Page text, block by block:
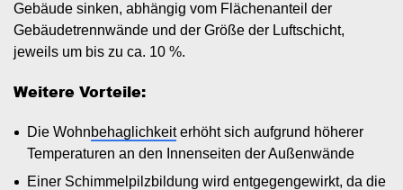
Gebäude sinken, abhängig vom Flächenanteil der
Gebäudetrennwände und der Größe der Luftschicht,
jeweils um bis zu ca. 10 %.
Weitere Vorteile:
Die Wohnbehaglichkeiterhöht sich aufgrund höherer
Temperaturen an den Innenseiten der Außenwände
Einer Schimmelpilzbildung wird entgegengewirkt, da die